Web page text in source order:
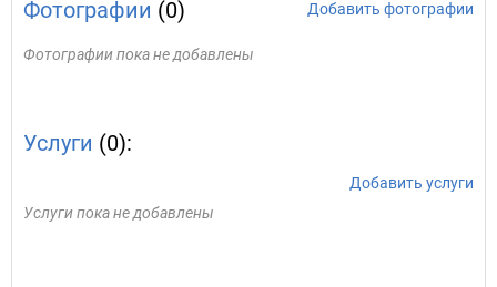
Фотографии (0) Добавить фотографии
Фотографии пока не добавлены
Услуги (0):
Добавить услуги
Услуги пока не добавлены